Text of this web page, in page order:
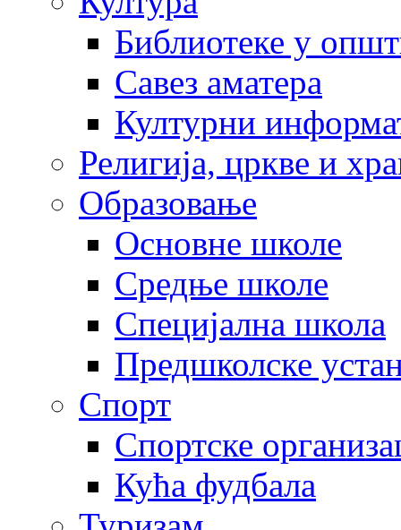
Библиотеке у
Савез аматера
Културни
Религија, цркве и
Образовање
Основне школе
Средње школе
Специјална школа
Предшколске
Спорт
Спортске
Кућа фудбала